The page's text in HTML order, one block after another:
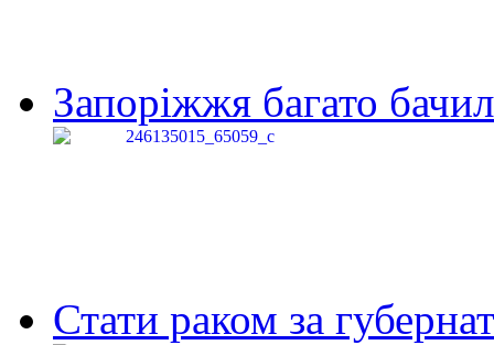
Запоріжжя багато
Стати раком за